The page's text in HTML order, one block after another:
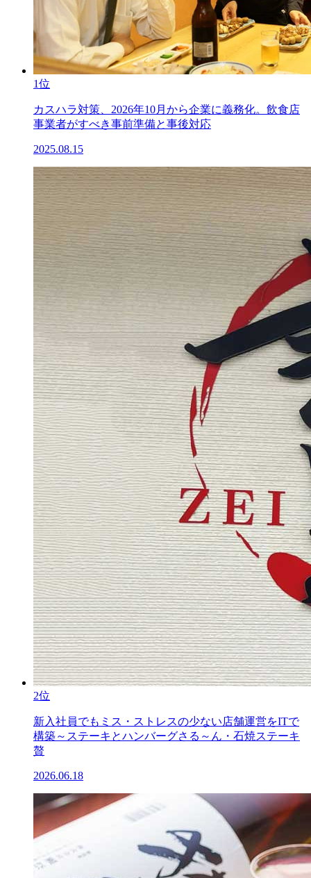
1位
カスハラ対策、2026年10月から企業に義務化。飲食店
事業者がすべき事前準備と事後対応
2025.08.15
2位
新入社員でもミス・ストレスの少ない店舗運営をITで
構築～ステーキとハンバーグさる～ん・石焼ステーキ
贅
2026.06.18